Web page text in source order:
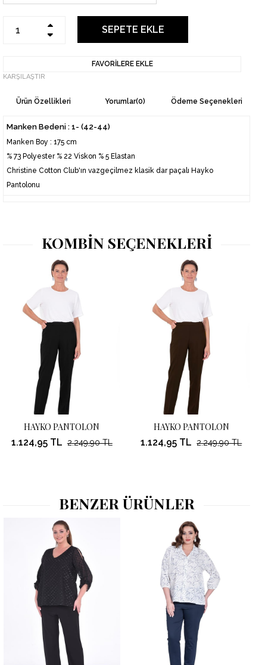
FAVORILERE EKLE
KARŞILAŞTIR
Ürün Özellikleri Yorumlar(0) Ödeme Seçenekleri
Manken Bedeni : 1- (42-44)
Manken Boy : 175 cm
% 73 Polyester % 22 Viskon % 5 Elastan
Christine Cotton Club'ın vazgeçilmez klasik dar paçalı Hayko
Pantolonu
KOMBİN SEÇENEKLERİ
HAYKO PANTOLON
1.124,95 TL 2.249,90 TL
HAYKO PANTOLON
1.124,95 TL 2.249,90 TL
BENZER ÜRÜNLER